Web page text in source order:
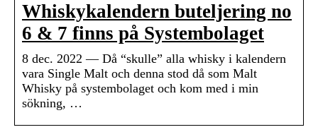
Whiskykalendern buteljering no
6 & 7 finns på Systembolaget
8 dec. 2022 — Då “skulle” alla whisky i kalendern
vara Single Malt och denna stod då som Malt
Whisky på systembolaget och kom med i min
sökning, …